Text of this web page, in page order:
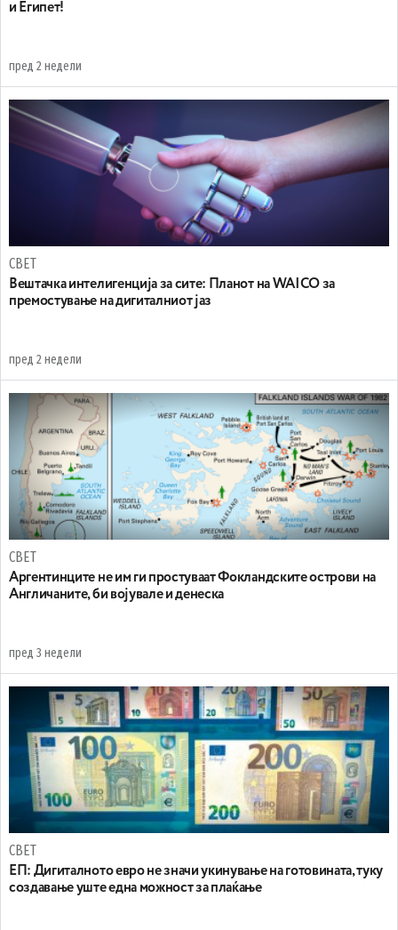
и Египет!
пред 2 недели
СВЕТ
Вештачка интелигенција за сите: Планот на WAICO за
премостување на дигиталниот јаз
пред 2 недели
СВЕТ
Аргентинците не им ги простуваат Фокландските острови на
Англичаните, би војувале и денеска
пред 3 недели
СВЕТ
ЕП: Дигиталното евро не значи укинување на готовината, туку
создавање уште една можност за плаќање